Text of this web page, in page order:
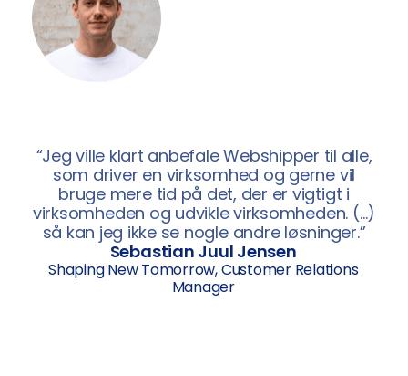
“Jeg ville klart anbefale Webshipper til alle,
som driver en virksomhed og gerne vil
bruge mere tid på det, der er vigtigt i
virksomheden og udvikle virksomheden. (…)
så kan jeg ikke se nogle andre løsninger.”
Sebastian Juul Jensen
Shaping New Tomorrow, Customer Relations
Manager